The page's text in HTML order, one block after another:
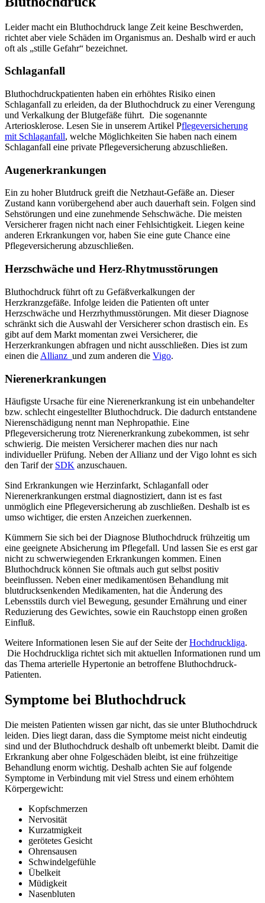
Leider macht ein Bluthochdruck lange Zeit keine Beschwerden,
richtet aber viele Schäden im Organismus an. Deshalb wird er auch
oft als „stille Gefahr“ bezeichnet.
Schlaganfall
Bluthochdruckpatienten haben ein erhöhtes Risiko einen
Schlaganfall zu erleiden, da der Bluthochdruck zu einer Verengung
und Verkalkung der Blutgefäße führt. Die sogenannte
Arteriosklerose. Lesen Sie in unserem Artikel Pflegeversicherung
mit Schlaganfall, welche Möglichkeiten Sie haben nach einem
Schlaganfall eine private Pflegeversicherung abzuschließen.
Augenerkrankungen
Ein zu hoher Blutdruck greift die Netzhaut-Gefäße an. Dieser
Zustand kann vorübergehend aber auch dauerhaft sein. Folgen sind
Sehstörungen und eine zunehmende Sehschwäche. Die meisten
Versicherer fragen nicht nach einer Fehlsichtigkeit. Liegen keine
anderen Erkrankungen vor, haben Sie eine gute Chance eine
Pflegeversicherung abzuschließen.
Herzschwäche und Herz-Rhytmusstörungen
Bluthochdruck führt oft zu Gefäßverkalkungen der
Herzkranzgefäße. Infolge leiden die Patienten oft unter
Herzschwäche und Herzrhythmusstörungen. Mit dieser Diagnose
schränkt sich die Auswahl der Versicherer schon drastisch ein. Es
gibt auf dem Markt momentan zwei Versicherer, die
Herzerkrankungen abfragen und nicht ausschließen. Dies ist zum
einen die Allianz und zum anderen die Vigo.
Nierenerkrankungen
Häufigste Ursache für eine Nierenerkrankung ist ein unbehandelter
bzw. schlecht eingestellter Bluthochdruck. Die dadurch entstandene
Nierenschädigung nennt man Nephropathie. Eine
Pflegeversicherung trotz Nierenerkrankung zubekommen, ist sehr
schwierig. Die meisten Versicherer machen dies nur nach
individueller Prüfung. Neben der Allianz und der Vigo lohnt es sich
den Tarif der SDK anzuschauen.
Sind Erkrankungen wie Herzinfarkt, Schlaganfall oder
Nierenerkrankungen erstmal diagnostiziert, dann ist es fast
unmöglich eine Pflegeversicherung ab zuschließen. Deshalb ist es
umso wichtiger, die ersten Anzeichen zuerkennen.
Kümmern Sie sich bei der Diagnose Bluthochdruck frühzeitig um
eine geeignete Absicherung im Pflegefall. Und lassen Sie es erst gar
nicht zu schwerwiegenden Erkrankungen kommen. Einen
Bluthochdruck können Sie oftmals auch gut selbst positiv
beeinflussen. Neben einer medikamentösen Behandlung mit
blutdrucksenkenden Medikamenten, hat die Änderung des
Lebensstils durch viel Bewegung, gesunder Ernährung und einer
Reduzierung des Gewichtes, sowie ein Rauchstopp einen großen
Einfluß.
Weitere Informationen lesen Sie auf der Seite derHochdruckliga.
Die Hochdruckliga richtet sich mit aktuellen Informationen rund um
das Thema arterielle Hypertonie an betroffene Bluthochdruck-
Patienten.
Symptome bei Bluthochdruck
Die meisten Patienten wissen gar nicht, das sie unter Bluthochdruck
leiden. Dies liegt daran, dass die Symptome meist nicht eindeutig
sind und der Bluthochdruck deshalb oft unbemerkt bleibt. Damit die
Erkrankung aber ohne Folgeschäden bleibt, ist eine frühzeitige
Behandlung enorm wichtig. Deshalb achten Sie auf folgende
Symptome in Verbindung mit viel Stress und einem erhöhtem
Körpergewicht:
Kopfschmerzen
Nervosität
Kurzatmigkeit
gerötetes Gesicht
Ohrensausen
Schwindelgefühle
Übelkeit
Müdigkeit
Nasenbluten